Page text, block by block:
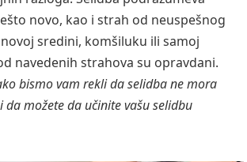
novo, kao i strah od neuspešnog
sredini, komšiluku ili samoj
navedenih strahova su opravdani.
bismo vam rekli da selidba ne mora
da možete da učinite vašu selidbu